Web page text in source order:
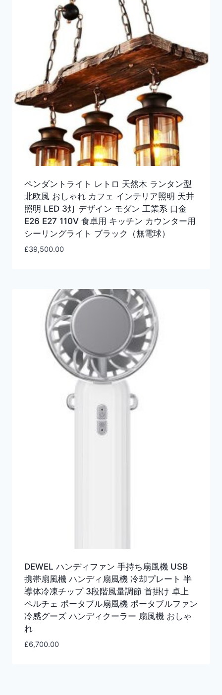
ペンダントライト レトロ 天然木 ランタン型
北欧風 おしゃれ カフェ インテリア照明 天井
照明 LED 3灯 デザイン モダン 工業系 口金
E26 E27 110V 食卓用 キッチン カウンター用
シーリングライト ブラック（無電球）
£39,500.00
DEWEL ハンディファン 手持ち扇風機 USB
携帯扇風機 ハンディ扇風機 冷却プレート 半
導体冷凍チップ 3段階風量調節 首掛け 卓上
ペルチェ ポータブル扇風機 ポータブルファン
冷感グーズ ハンディクーラー 扇風機 おしゃ
れ
£6,700.00